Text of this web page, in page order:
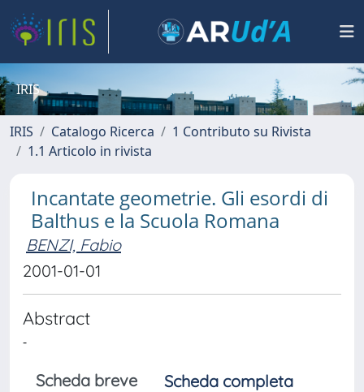
IRIS
IRIS Catalogo Ricerca
1 Contributo su Rivista
1.1 Articolo in rivista
Incantate geometrie. Gli esordi di
Balthus e la Scuola Romana
BENZI, Fabio
2001-01-01
Abstract
-
Scheda breve
Scheda completa